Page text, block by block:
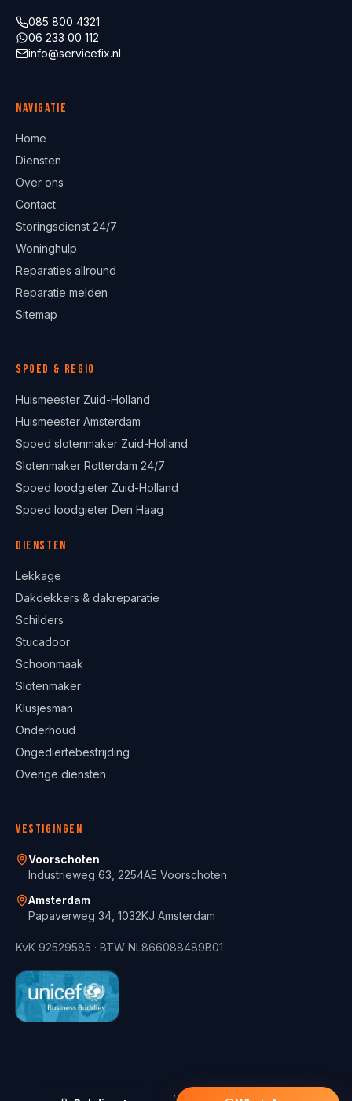
085 800 4321
06 233 00 112
info@servicefix.nl
Navigatie
Home
Diensten
Over ons
Contact
Storingsdienst 24/7
Woninghulp
Reparaties allround
Reparatie melden
Sitemap
Spoed & regio
Huismeester Zuid-Holland
Huismeester Amsterdam
Spoed slotenmaker Zuid-Holland
Slotenmaker Rotterdam 24/7
Spoed loodgieter Zuid-Holland
Spoed loodgieter Den Haag
Diensten
Lekkage
Dakdekkers & dakreparatie
Schilders
Stucadoor
Schoonmaak
Slotenmaker
Klusjesman
Onderhoud
Ongediertebestrijding
Overige diensten
Vestigingen
Voorschoten
Industrieweg 63, 2254AE Voorschoten
Amsterdam
Papaverweg 34, 1032KJ Amsterdam
KvK 92529585 · BTW NL866088489B01